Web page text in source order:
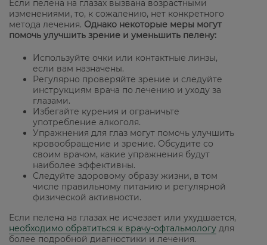
Если пелена на глазах вызвана возрастными
изменениями, то, к сожалению, нет конкретного
метода лечения. Однако некоторые меры могут
помочь улучшить зрение и уменьшить пелену:
Используйте очки или контактные линзы,
если вам назначены.
Регулярно проверяйте зрение и следуйте
инструкциям врача по лечению и уходу за
глазами.
Избегайте курения и ограничьте
употребление алкоголя.
Упражнения для глаз могут помочь улучшить
кровообращение и зрение. Обсудите со
своим врачом, какие упражнения будут
наиболее эффективны.
Следуйте здоровому образу жизни, в том
числе правильному питанию и регулярной
физической активности.
Если пелена на глазах не исчезает или ухудшается,
необходимо обратиться к врачу-офтальмологу для
более подробной диагностики и лечения.